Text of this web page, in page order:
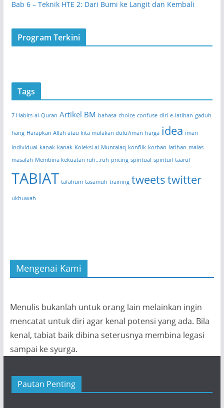
Bab 6 – Teknik HTE 2: Dari Bumi ke Langit dan Kembali
Program Terkini
Tags
7 Habits al-Quran Artikel BM bahasa choice confuse diri e-latihan gaduh
hang Harapkan Allah atau kita mulakan dulu?iman harga idea iman
individual kanak-kanak Koleksi al-Muntalaq konflik korban latihan malas
masalah Membina kekuatan ruh...ruh pricing spiritual spirituil taaruf
TABIAT tafahum tasamuh training tweetstwitter
ukhuwah
Mengenai Kami
Menulis bukanlah untuk orang lain melainkan ingin
mencatat untuk diri agar kenal potensi yang ada. Bila
kenal, tabiat baik dibina seterusnya membina legasi
sampai ke syurga.
Pautan Penting